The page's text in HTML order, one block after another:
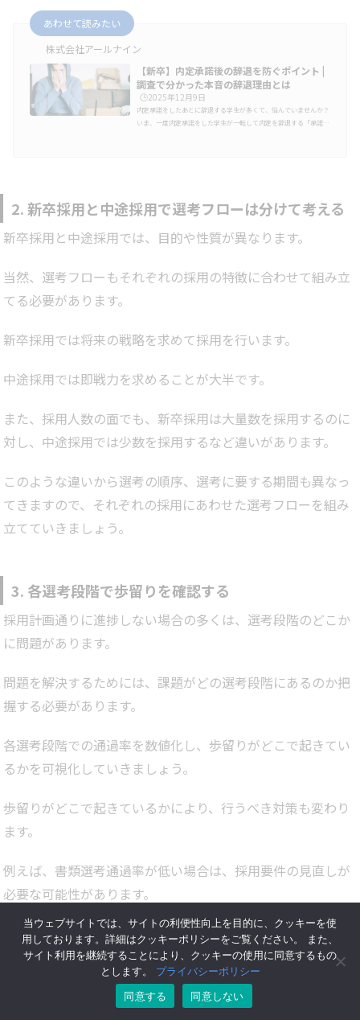
あわせて読みたい
株式会社アールナイン
【新卒】内定承諾後の辞退を防ぐポイント |
調査で分かった本音の辞退理由とは
🕒️2025年12月9日
内定承諾をしたあとに辞退する学生が多くて、悩んでいませんか？
いま、一度内定承諾をした学生が一転して内定を辞退する「承諾後
就職内定辞退率は64…
2. 新卒採用と中途採用で選考フローは分けて考える
新卒採用と中途採用では、目的や性質が異なります。
当然、選考フローもそれぞれの採用の特徴に合わせて組み立
てる必要があります。
新卒採用では将来の戦略を求めて採用を行います。
中途採用では即戦力を求めることが大半です。
また、採用人数の面でも、新卒採用は大量数を採用するのに
対し、中途採用では少数を採用するなど違いがあります。
このような違いから選考の順序、選考に要する期間も異なっ
てきますので、それぞれの採用にあわせた選考フローを組み
立てていきましょう。
3. 各選考段階で歩留りを確認する
採用計画通りに進捗しない場合の多くは、選考段階のどこか
に問題があります。
問題を解決するためには、課題がどの選考段階にあるのか把
握する必要があります。
各選考段階での通過率を数値化し、歩留りがどこで起きてい
るかを可視化していきましょう。
歩留りがどこで起きているかにより、行うべき対策も変わり
ます。
例えば、書類選考通過率が低い場合は、採用要件の見直しが
必要な可能性があります。
内定通知後の内定辞退が多い場合は、採用面接後に内定通知
を出すまでのスピードが遅いことや、採用面接で自社の良さ
を伝えられていないことなどが原因として考えられます。
当ウェブサイトでは、サイトの利便性向上を目的に、クッキーを使
用しております。詳細はクッキーポリシーをご覧ください。 また、
サイト利用を継続することにより、クッキーの使用に同意するもの
とします。 プライバシーポリシー
同意する
同意しない